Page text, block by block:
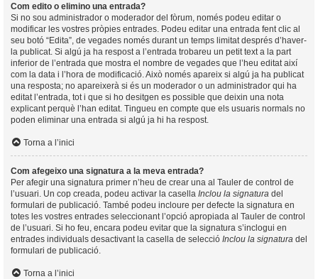
Com edito o elimino una entrada?
Si no sou administrador o moderador del fòrum, només podeu editar o
modificar les vostres pròpies entrades. Podeu editar una entrada fent clic al
seu botó “Edita”, de vegades només durant un temps limitat després d’haver-
la publicat. Si algú ja ha respost a l’entrada trobareu un petit text a la part
inferior de l’entrada que mostra el nombre de vegades que l’heu editat així
com la data i l’hora de modificació. Això només apareix si algú ja ha publicat
una resposta; no apareixerà si és un moderador o un administrador qui ha
editat l’entrada, tot i que si ho desitgen es possible que deixin una nota
explicant perquè l’han editat. Tingueu en compte que els usuaris normals no
poden eliminar una entrada si algú ja hi ha respost.
Torna a l’inici
Com afegeixo una signatura a la meva entrada?
Per afegir una signatura primer n’heu de crear una al Tauler de control de
l’usuari. Un cop creada, podeu activar la casella Inclou la signatura del
formulari de publicació. També podeu incloure per defecte la signatura en
totes les vostres entrades seleccionant l’opció apropiada al Tauler de control
de l’usuari. Si ho feu, encara podeu evitar que la signatura s’inclogui en
entrades individuals desactivant la casella de selecció Inclou la signatura del
formulari de publicació.
Torna a l’inici